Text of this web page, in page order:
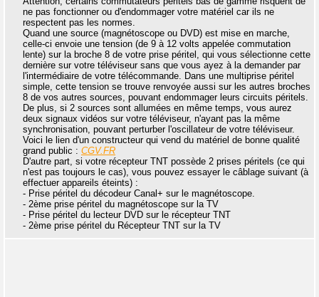
ne pas fonctionner ou d'endommager votre matériel car ils ne
respectent pas les normes.
Quand une source (magnétoscope ou DVD) est mise en marche,
celle-ci envoie une tension (de 9 à 12 volts appelée commutation
lente) sur la broche 8 de votre prise péritel, qui vous sélectionne cette
dernière sur votre téléviseur sans que vous ayez à la demander par
l'intermédiaire de votre télécommande. Dans une multiprise péritel
simple, cette tension se trouve renvoyée aussi sur les autres broches
8 de vos autres sources, pouvant endommager leurs circuits péritels.
De plus, si 2 sources sont allumées en même temps, vous aurez
deux signaux vidéos sur votre téléviseur, n'ayant pas la même
synchronisation, pouvant perturber l'oscillateur de votre téléviseur.
Voici le lien d'un constructeur qui vend du matériel de bonne qualité
grand public : CGV.FR
D'autre part, si votre récepteur TNT possède 2 prises péritels (ce qui
n'est pas toujours le cas), vous pouvez essayer le câblage suivant (à
effectuer appareils éteints) :
- Prise péritel du décodeur Canal+ sur le magnétoscope.
- 2ème prise péritel du magnétoscope sur la TV
- Prise péritel du lecteur DVD sur le récepteur TNT
- 2ème prise péritel du Récepteur TNT sur la TV